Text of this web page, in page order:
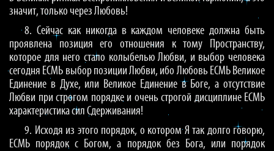
значит, только через Любовь!
8. Сейчас как никогда в каждом человеке должна быть
проявлена позиция его отношения к тому Пространству,
которое для него стало колыбелью Любви, и выбор человека
сегодня ЕСМЬ выбор позиции Любви, ибо Любовь ЕСМЬ Великое
Единение в Духе, или Великое Единение в Боге, а отсутствие
Любви при строгом порядке и очень строгой дисциплине ЕСМЬ
характеристика сил Сдерживания!
9. Исходя из этого порядок, о котором Я так долго говорю,
ЕСМЬ порядок с Богом, а порядок без Бога, или порядок